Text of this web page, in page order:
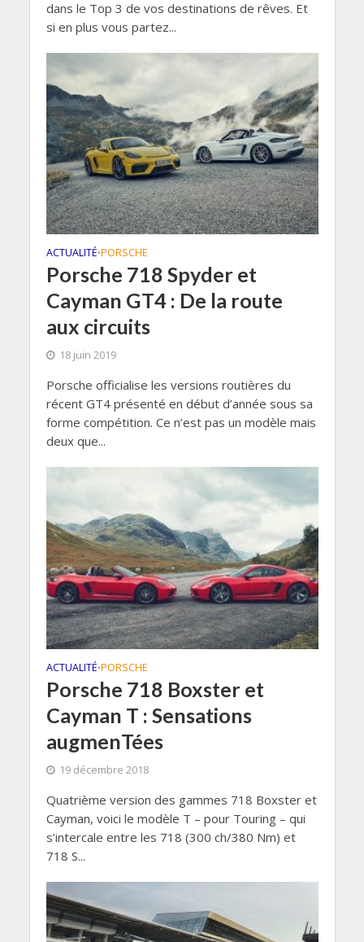
dans le Top 3 de vos destinations de rêves. Et
si en plus vous partez...
ACTUALITÉ•PORSCHE
Porsche 718 Spyder et
Cayman GT4 : De la route
aux circuits
18 juin 2019
Porsche officialise les versions routières du
récent GT4 présenté en début d’année sous sa
forme compétition. Ce n’est pas un modèle mais
deux que...
ACTUALITÉ•PORSCHE
Porsche 718 Boxster et
Cayman T : Sensations
augmenTées
19 décembre 2018
Quatrième version des gammes 718 Boxster et
Cayman, voici le modèle T – pour Touring – qui
s’intercale entre les 718 (300 ch/380 Nm) et
718 S...